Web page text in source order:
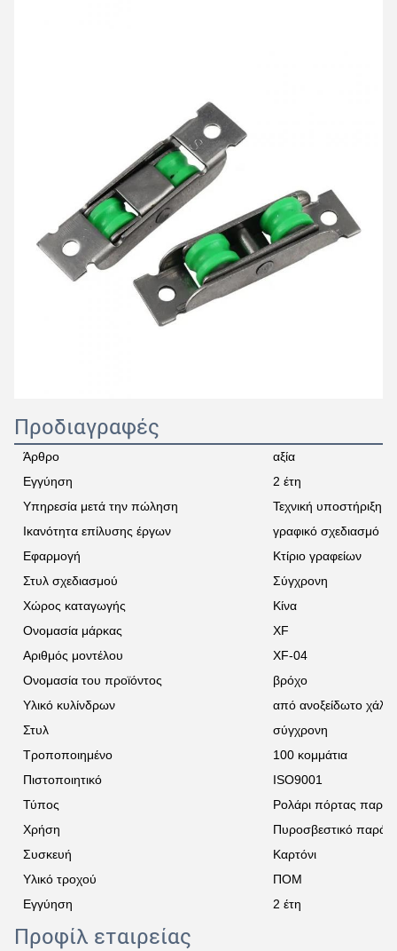
Προδιαγραφές
Άρθρο
αξία
Εγγύηση
2 έτη
Υπηρεσία μετά την πώληση
Τεχνική υποστήριξη
Ικανότητα επίλυσης έργων
γραφικό σχεδιασμό
Εφαρμογή
Κτίριο γραφείων
Στυλ σχεδιασμού
Σύγχρονη
Χώρος καταγωγής
Κίνα
Ονομασία μάρκας
XF
Αριθμός μοντέλου
XF-04
Ονομασία του προϊόντος
βρόχο
Υλικό κυλίνδρων
από ανοξείδωτο
Στυλ
σύγχρονη
Τροποποιημένο
100 κομμάτια
Πιστοποιητικό
ISO9001
Τύπος
Ρολάρι πόρτας
Χρήση
Πυροσβεστικό
Συσκευή
Καρτόνι
Υλικό τροχού
ΠΟΜ
Εγγύηση
2 έτη
Προφίλ εταιρείας